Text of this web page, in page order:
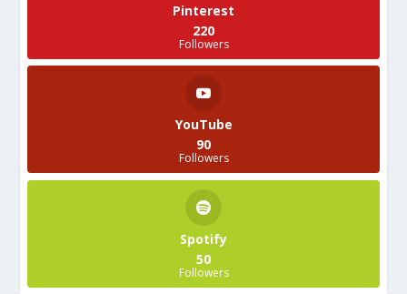
Pinterest
220
Followers
YouTube
90
Followers
Spotify
50
Followers